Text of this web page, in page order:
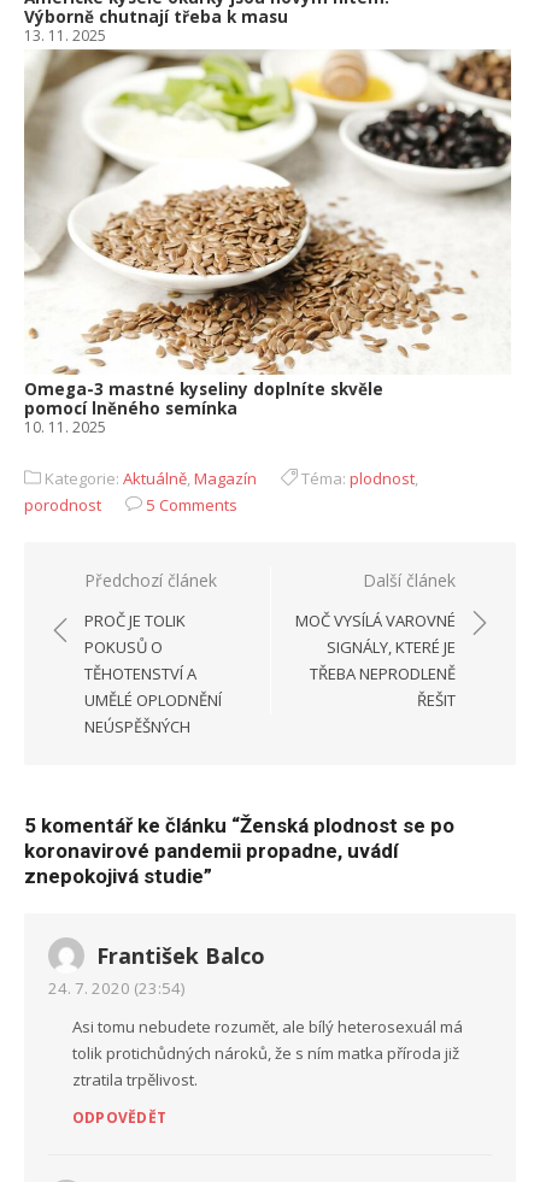
Výborně chutnají třeba k masu
13. 11. 2025
Omega-3 mastné kyseliny doplníte skvěle
pomocí lněného semínka
10. 11. 2025
Kategorie: Aktuálně,Magazín Téma: plodnost,
porodnost
5 Comments
Navigace
pro
příspěvek
Předchozí článek
PROČ JE TOLIK
POKUSŮ O
TĚHOTENSTVÍ A
UMĚLÉ OPLODNĚNÍ
NEÚSPĚŠNÝCH
Další článek
MOČ VYSÍLÁ VAROVNÉ
SIGNÁLY, KTERÉ JE
TŘEBA NEPRODLENĚ
ŘEŠIT
5 komentář ke článku “Ženská plodnost se po
koronavirové pandemii propadne, uvádí
znepokojivá studie”
František Balco
24. 7. 2020 (23:54)
Asi tomu nebudete rozumět, ale bílý heterosexuál má
tolik protichůdných nároků, že s ním matka příroda již
ztratila trpělivost.
ODPOVĚDĚT